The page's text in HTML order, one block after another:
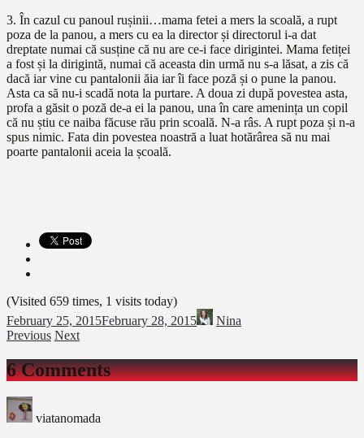
3. În cazul cu panoul rușinii…mama fetei a mers la scoală, a rupt
poza de la panou, a mers cu ea la director și directorul i-a dat
dreptate numai că susține că nu are ce-i face dirigintei. Mama fetiței
a fost și la dirigintă, numai că aceasta din urmă nu s-a lăsat, a zis că
dacă iar vine cu pantalonii ăia iar îi face poză și o pune la panou.
Asta ca să nu-i scadă nota la purtare. A doua zi după povestea asta,
profa a găsit o poză de-a ei la panou, una în care amenința un copil
că nu știu ce naiba făcuse rău prin scoală. N-a râs. A rupt poza și n-a
spus nimic. Fata din povestea noastră a luat hotărârea să nu mai
poarte pantalonii aceia la școală.
(Visited 659 times, 1 visits today)
February 25, 2015February 28, 2015
Nina
Previous Next
6 Comments
viatanomada